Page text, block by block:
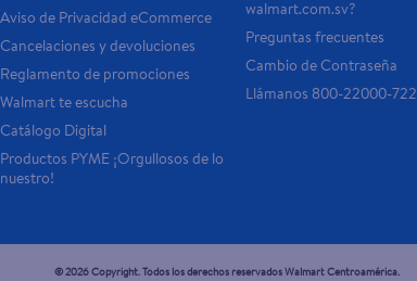
Aviso de Privacidad eCommerce
Cancelaciones y devoluciones
Reglamento de promociones
Walmart te escucha
Catálogo Digital
Productos PYME ¡Orgullosos de lo
nuestro!
walmart.com.sv?
Preguntas frecuentes
Cambio de Contraseña
Llámanos 800-22000-722
© 2026 Copyright. Todos los derechos reservados Walmart Centroamérica.